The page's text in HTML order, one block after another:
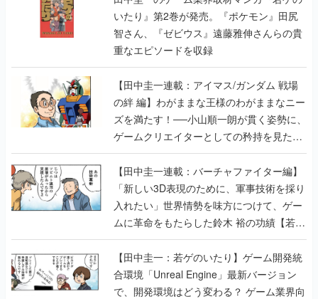
【田中圭一連載：アイマス/ガンダム 戦場
の絆 編】わがままな王様のわがままなニー
ズを満たす！──小山順一朗が貫く姿勢に、
ゲームクリエイターとしての矜持を見た
【若ゲのいたり最終回】
【田中圭一連載：バーチャファイター編】
「新しい3D表現のために、軍事技術を採り
入れたい」世界情勢を味方につけて、ゲー
ムに革命をもたらした鈴木 裕の功績【若ゲ
のいたり】
【田中圭一：若ゲのいたり】ゲーム開発統
合環境「Unreal Engine」最新バージョン
で、開発環境はどう変わる？ ゲーム業界向
けソリューションイベント「GTMF2019」
に行って、より理解を深めよう【PR】
【田中圭一連載：サイバーコネクトツー